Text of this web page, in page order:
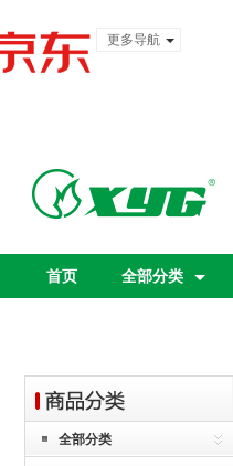
更多导航
首页 全部分类
全部分类